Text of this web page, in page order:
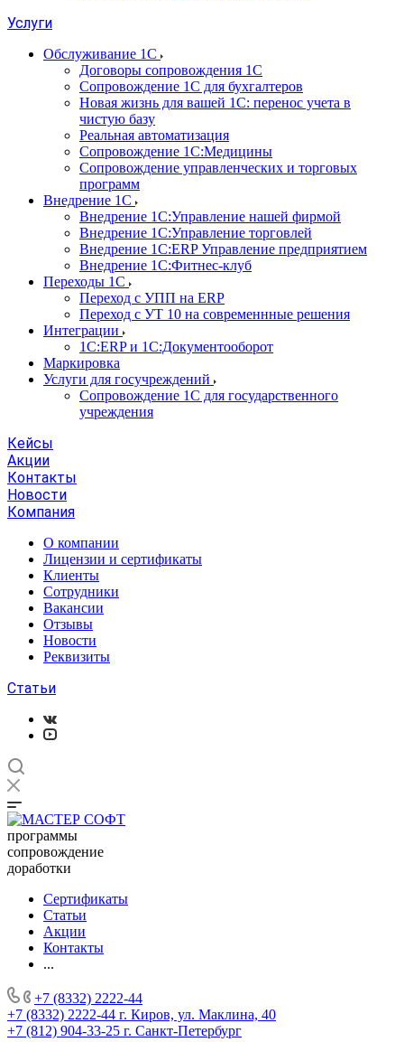
Услуги
Обслуживание 1С
Договоры сопровождения 1С
Сопровождение 1С для бухгалтеров
Новая жизнь для вашей 1С: перенос учета в
чистую базу
Реальная автоматизация
Сопровождение 1С:Медицины
Сопровождение управленческих и торговых
программ
Внедрение 1С
Внедрение 1С:Управление нашей фирмой
Внедрение 1С:Управление торговлей
Внедрение 1С:ERP Управление предприятием
Внедрение 1С:Фитнес-клуб
Переходы 1С
Переход с УПП на ERP
Переход с УТ 10 на современнные решения
Интеграции
1С:ERP и 1С:Документооборот
Маркировка
Услуги для госучреждений
Сопровождение 1С для государственного
учреждения
Кейсы
Акции
Контакты
Новости
Компания
О компании
Лицензии и сертификаты
Клиенты
Сотрудники
Вакансии
Отзывы
Новости
Реквизиты
Статьи
программы
сопровождение
доработки
Сертификаты
Статьи
Акции
Контакты
...
+7 (8332) 2222-44
+7 (8332) 2222-44 г. Киров, ул. Маклина, 40
+7 (812) 904-33-25 г. Санкт-Петербург